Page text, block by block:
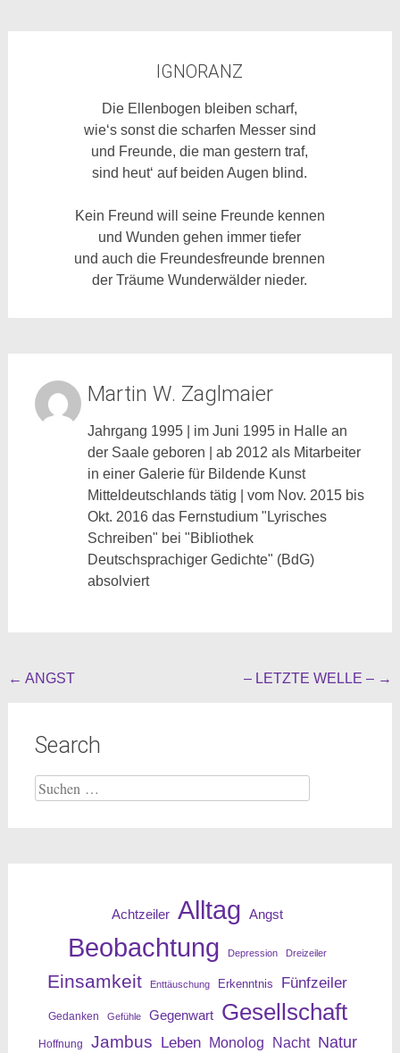
IGNORANZ
Die Ellenbogen bleiben scharf,
wie‘s sonst die scharfen Messer sind
und Freunde, die man gestern traf,
sind heut‘ auf beiden Augen blind.
Kein Freund will seine Freunde kennen
und Wunden gehen immer tiefer
und auch die Freundesfreunde brennen
der Träume Wunderwälder nieder.
Martin W. Zaglmaier
Jahrgang 1995 | im Juni 1995 in Halle an
der Saale geboren | ab 2012 als Mitarbeiter
in einer Galerie für Bildende Kunst
Mitteldeutschlands tätig | vom Nov. 2015 bis
Okt. 2016 das Fernstudium "Lyrisches
Schreiben" bei "Bibliothek
Deutschsprachiger Gedichte" (BdG)
absolviert
Beitragsnavigation
← ANGST – LETZTE WELLE – →
Search
Suche
nach:
Achtzeiler Alltag Angst
Beobachtung Depression Dreizeiler
Einsamkeit Enttäuschung Erkenntnis Fünfzeiler
Gedanken Gefühle Gegenwart Gesellschaft
Hoffnung Jambus Leben Monolog Nacht Natur